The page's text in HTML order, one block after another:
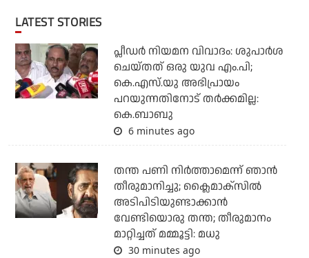
LATEST STORIES
പ്ലീഡര്‍ നിയമന വിവാദം: ശുപാര്‍ശ
ചെയ്തത് ഒരു യുവ എം.പി;
കെ.എസ്.യു അഭിപ്രായം
പറയുന്നതിനോട് തര്‍ക്കമില്ല:
കെ.ബാബു
6 minutes ago
തന്ത പണി നിര്‍ത്താമെന്ന് ഞാന്‍
തീരുമാനിച്ചു; ക്ലൈമാക്‌സില്‍
അടിപിടിയുണ്ടാക്കാന്‍
വേണ്ടിയൊരു തന്ത; തീരുമാനം
മാറ്റിച്ചത് മമ്മൂട്ടി: മധു
30 minutes ago